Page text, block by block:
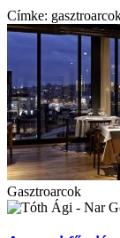
Címke:
Gasztroarcok